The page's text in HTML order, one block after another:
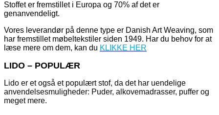
Stoffet er fremstillet i Europa og 70% af det er
genanvendeligt.
Vores leverandør på denne type er Danish Art Weaving, som
har fremstillet møbeltekstiler siden 1949. Har du behov for at
læse mere om dem, kan du KLIKKE HER
LIDO – POPULÆR
Lido er et også et populært stof, da det har uendelige
anvendelsesmuligheder: Puder, alkovemadrasser, puffer og
meget mere.